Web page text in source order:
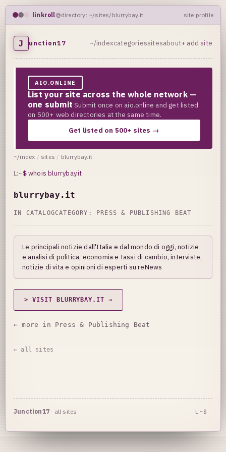
linkroll@directory: ~/sites/blurrybay.it site profile
J unction17 ~/indexcategoriessitesabout+ add site
AIO.ONLINE
List your site across the whole network —
one submit Submit once on aio.online and get listed
on 500+ web directories at the same time.
Get listed on 500+ sites →
~/index / sites / blurrybay.it
L:~$whois blurrybay.it
blurrybay.it
IN CATALOGCATEGORY: PRESS & PUBLISHING BEAT
Le principali notizie dall'Italia e dal mondo di oggi, notizie
e analisi di politica, economia e tassi di cambio, interviste,
notizie di vita e opinioni di esperti su reNews
> VISIT BLURRYBAY.IT →
← more in Press & Publishing Beat
← all sites
Junction17 · all sites L:~$